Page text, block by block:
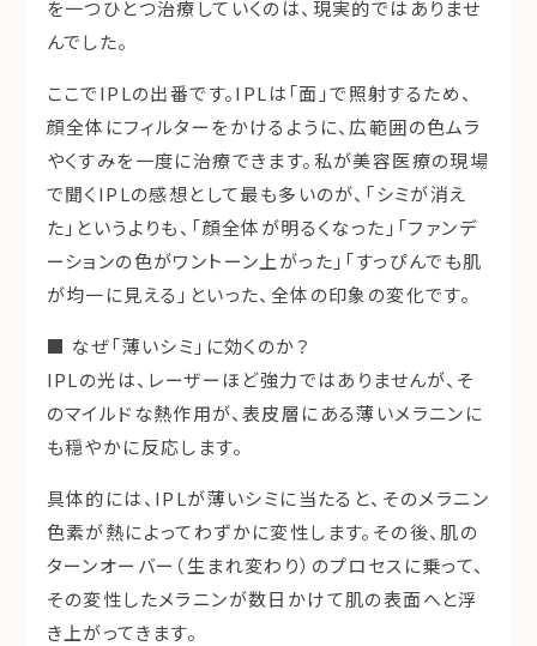
を一つひとつ治療していくのは、現実的ではありませ
んでした。
ここでIPLの出番です。IPLは「面」で照射するため、
顔全体にフィルターをかけるように、 広範囲の色ムラ
やくすみを一度に治療できます。私が美容医療の現場
で聞くIPLの感想として最も多いのが、「シミが消え
た」というよりも、「顔全体が明るくなった 」「ファンデ
ーションの色がワントーン上がった 」「すっぴんでも肌
が均一に見える 」といった、全体の印象の変化です。
■ なぜ「薄いシミ」に効くのか？
IPLの光は、レーザーほど強力ではありませんが、そ
のマイルドな熱作用が、表皮層にある薄いメラニンに
も穏やかに反応します。
具体的には、IPLが薄いシミに当たると、そのメラニン
色素が熱によってわずかに変性します。その後、肌の
ターンオーバー（生まれ変わり）のプロセスに乗って、
その変性したメラニンが数日かけて肌の表面へと浮
き上がってきます。